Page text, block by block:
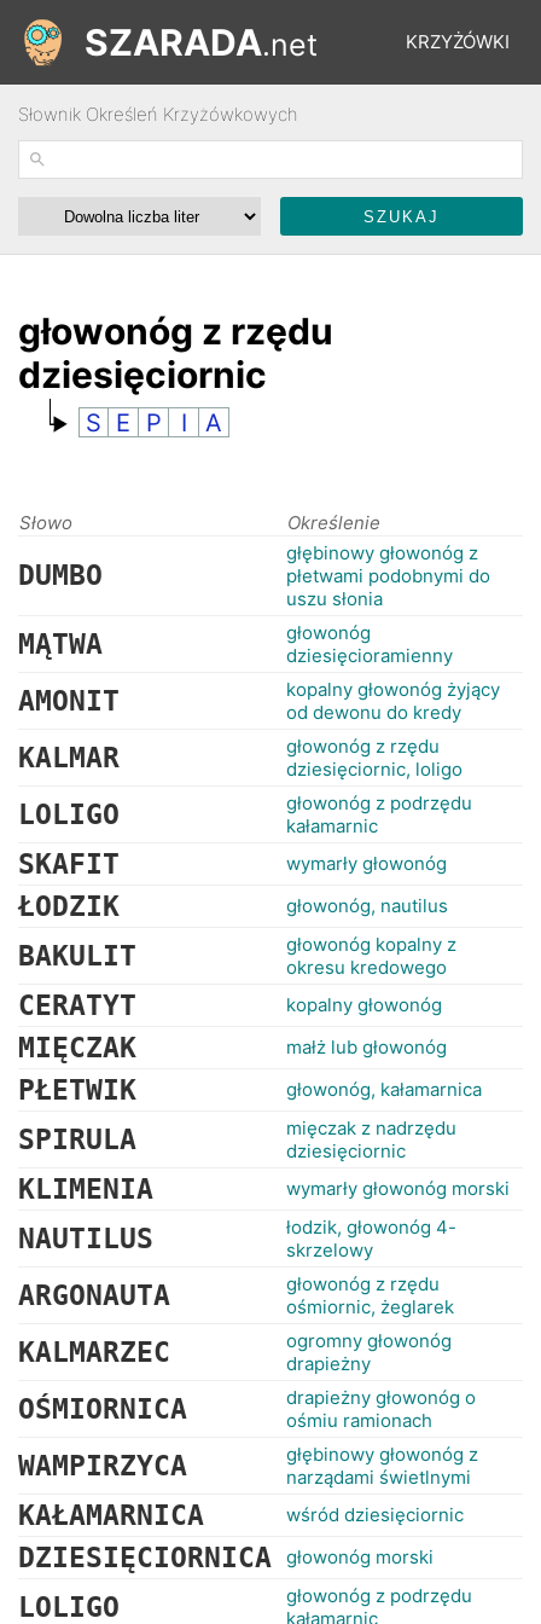
KRZYŻÓWKI
ŁAMIGŁÓWKI
RANKINGI
SZARADA.net
Słownik Określeń Krzyżówkowych
głowonóg z rzędu
dziesięciornic
S E P I A
Słowo Określenie
DUMBO
głębinowy głowonóg z
płetwami podobnymi do
uszu słonia
MĄTWA
głowonóg
dziesięcioramienny
AMONIT
kopalny głowonóg żyjący
od dewonu do kredy
KALMAR
głowonóg z rzędu
dziesięciornic, loligo
LOLIGO
głowonóg z podrzędu
kałamarnic
SKAFIT wymarły głowonóg
ŁODZIK głowonóg, nautilus
BAKULIT
głowonóg kopalny z
okresu kredowego
CERATYT kopalny głowonóg
MIĘCZAK małż lub głowonóg
PŁETWIK głowonóg, kałamarnica
SPIRULA
mięczak z nadrzędu
dziesięciornic
KLIMENIA wymarły głowonóg morski
NAUTILUS
łodzik, głowonóg 4-
skrzelowy
ARGONAUTA
głowonóg z rzędu
ośmiornic, żeglarek
KALMARZEC
ogromny głowonóg
drapieżny
OŚMIORNICA
drapieżny głowonóg o
ośmiu ramionach
WAMPIRZYCA
głębinowy głowonóg z
narządami świetlnymi
KAŁAMARNICA wśród dziesięciornic
DZIESIĘCIORNICA głowonóg morski
LOLIGO
głowonóg z podrzędu
kałamarnic